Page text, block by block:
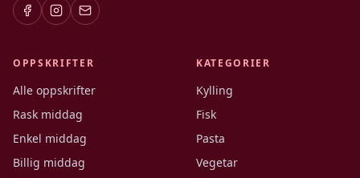
OPPSKRIFTER
Alle oppskrifter
Rask middag
Enkel middag
Billig middag
KATEGORIER
Kylling
Fisk
Pasta
Vegetar